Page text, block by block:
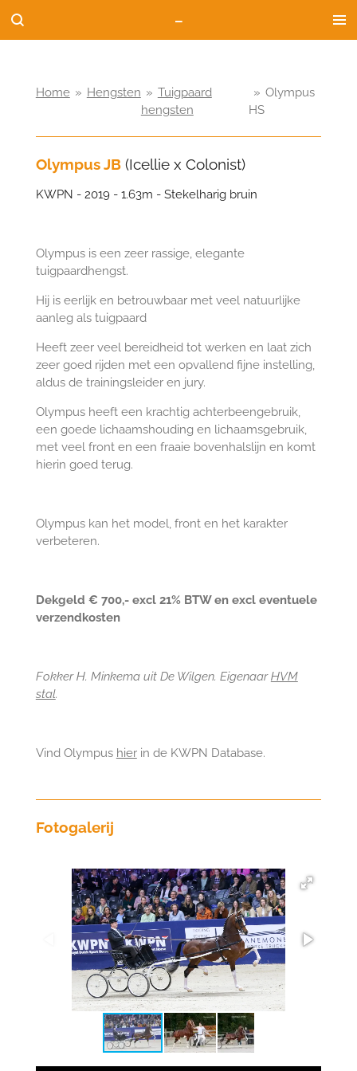
Ga
hoofdinhoud
-
Home » Hengsten » Tuigpaard
hengsten
» Olympus
HS
Olympus JB (Icellie x Colonist)
KWPN - 2019 - 1.63m - Stekelharig bruin
Olympus is een zeer rassige, elegante
tuigpaardhengst.
Hij is eerlijk en betrouwbaar met veel natuurlijke
aanleg als tuigpaard
Heeft zeer veel bereidheid tot werken en laat zich
zeer goed rijden met een opvallend fijne instelling,
aldus de trainingsleider en jury.
Olympus heeft een krachtig achterbeengebruik,
een goede lichaamshouding en lichaamsgebruik,
met veel front en een fraaie bovenhalslijn en komt
hierin goed terug.
Olympus kan het model, front en het karakter
verbeteren.
Dekgeld € 700,- excl 21% BTW en excl eventuele
verzendkosten
Fokker H. Minkema uit De Wilgen. EigenaarHVM
stal.
Vind Olympus hierin de KWPN Database.
Fotogalerij